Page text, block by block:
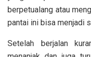
berpetualang atau
pantai ini bisa menjadi
Setelah berjalan